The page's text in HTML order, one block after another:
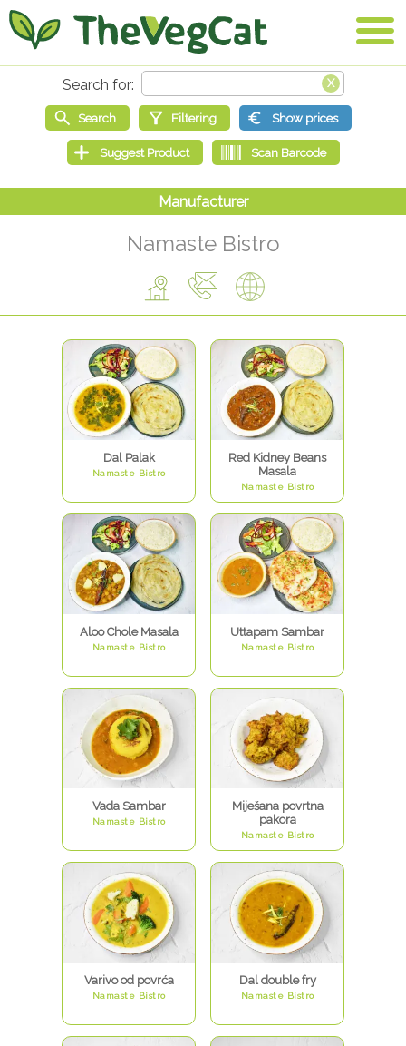
Namaste Bistro
Dal Palak
Namaste Bistro
Red Kidney Beans
Masala
Namaste Bistro
Aloo Chole Masala
Namaste Bistro
Uttapam Sambar
Namaste Bistro
Vada Sambar
Namaste Bistro
Miješana povrtna
pakora
Namaste Bistro
Varivo od povrća
Namaste Bistro
Dal double fry
Namaste Bistro